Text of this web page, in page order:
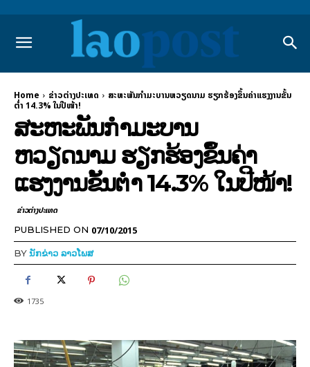
Home ຂ່າວຕ່າງປະເທດ
ສະຫະພັນກຳມະບານຫວຽດນາມ ຮຽກຮ້ອງຂຶ້ນຄ່າແຮງງານຂັ້ນ
ຕ່ຳ 14.3% ໃນປີໜ້າ!
ສະຫະພັນກຳມະບານ
ຫວຽດນາມ ຮຽກຮ້ອງຂຶ້ນຄ່າ
ແຮງງານຂັ້ນຕ່ຳ 14.3% ໃນປີໜ້າ!
ຂ່າວຕ່າງປະເທດ
PUBLISHED ON 07/10/2015
BYນັກຂ່າວ ລາວໂພສ
1735